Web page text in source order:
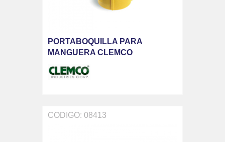
PORTABOQUILLA PARA
MANGUERA CLEMCO
CODIGO: 08413